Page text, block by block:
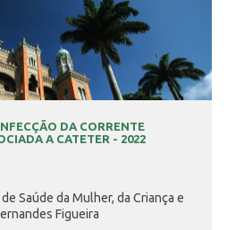
DA CORRENTE
A CATETER - 2022
Saúde da Mulher, da Criança e
Figueira